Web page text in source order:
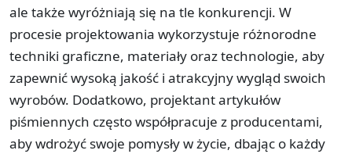
ale także wyróżniają się na tle konkurencji. W
procesie projektowania wykorzystuje różnorodne
techniki graficzne, materiały oraz technologie, aby
zapewnić wysoką jakość i atrakcyjny wygląd swoich
wyrobów. Dodatkowo, projektant artykułów
piśmiennych często współpracuje z producentami,
aby wdrożyć swoje pomysły w życie, dbając o każdy